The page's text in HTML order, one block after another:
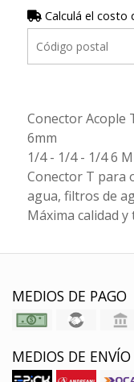
Calculá el costo
Conector Acople
6mm
1/4 - 1/4 - 1/4 6
Conector T para
agua, filtros de
Máxima calidad
MEDIOS DE PAGO
MEDIOS DE ENVÍO